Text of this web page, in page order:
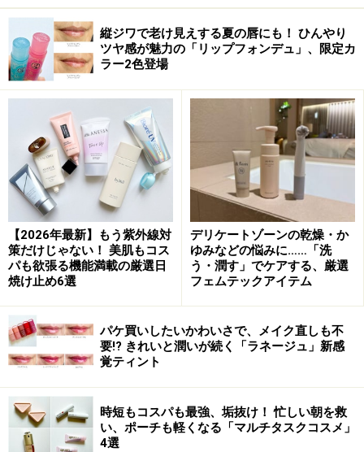
縦ジワで老け見えする夏の唇にも！ ひんやり
ツヤ感が魅力の「リップフォンデュ」、限定カ
ラー2色登場
【2026年最新】もう紫外線対
策だけじゃない！ 美肌もコス
パも欲張る機能満載の厳選日
焼け止め6選
デリケートゾーンの乾燥・か
ゆみなどの悩みに……「洗
う・潤す」でケアする、厳選
フェムテックアイテム
パケ買いしたいかわいさで、メイク直しも不
要!? きれいと潤いが続く「ラネージュ」新感
覚ティント
時短もコスパも最強、垢抜け！ 忙しい朝を救
い、ポーチも軽くなる「マルチタスクコスメ」
4選